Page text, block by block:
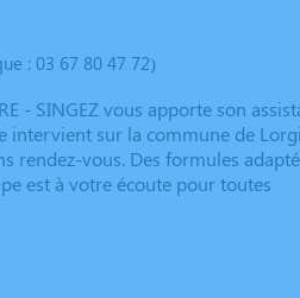
: 03 67 80 47 72)
- SINGEZ vous apporte son
intervient sur la commune de
rendez-vous. Des formules
est à votre écoute pour toutes